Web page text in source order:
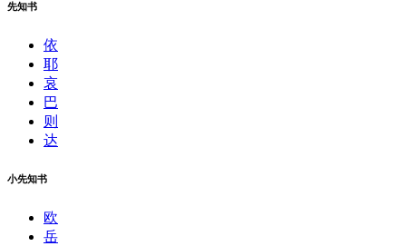
先知书
依
耶
哀
巴
则
达
小先知书
欧
岳